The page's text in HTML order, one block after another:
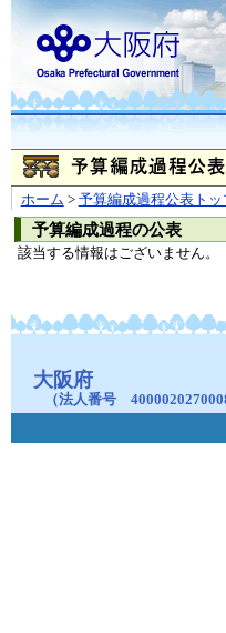
ホーム > 予算編成過程公表トッ
予算編成過程の公表
該当する情報はございません。
大阪府
（法人番号